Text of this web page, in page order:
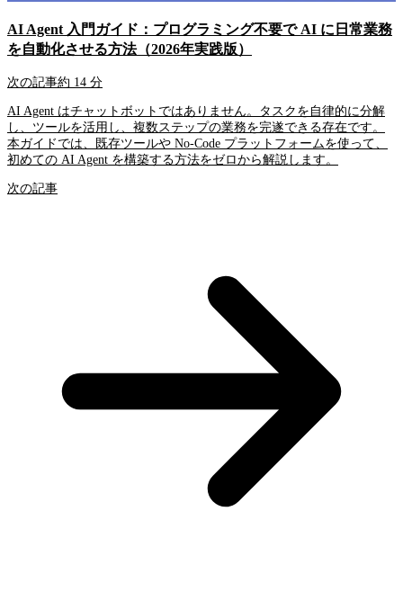
AI Agent 入門ガイド：プログラミング不要で AI に日常業務
を自動化させる方法（2026年実践版）
次の記事約 14 分
AI Agent はチャットボットではありません。タスクを自律的に分解
し、ツールを活用し、複数ステップの業務を完遂できる存在です。
本ガイドでは、既存ツールや No-Code プラットフォームを使って、
初めての AI Agent を構築する方法をゼロから解説します。
次の記事